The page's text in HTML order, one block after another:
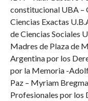
constitucional UBA –
Ciencias Exactas
de Ciencias Sociales
Madres de Plaza de
Argentina por los
por la Memoria -
Paz – Myriam
Profesionales por los